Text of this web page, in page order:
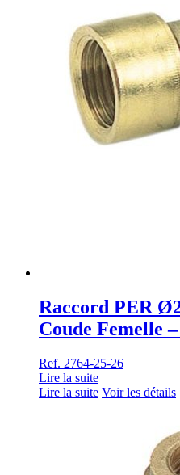
Raccord PER
Coude Femelle
Ref. 2764-25-26
Lire la suite
Lire la suite Voir les détails